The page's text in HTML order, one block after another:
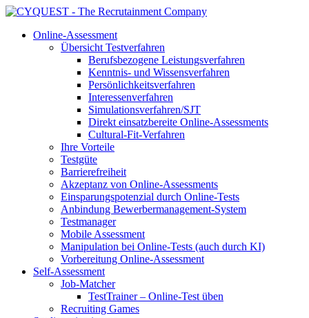
Online-Assessment
Übersicht Testverfahren
Berufsbezogene Leistungsverfahren
Kenntnis- und Wissensverfahren
Persönlichkeitsverfahren
Interessenverfahren
Simulationsverfahren/SJT
Direkt einsatzbereite Online-Assessments
Cultural-Fit-Verfahren
Ihre Vorteile
Testgüte
Barrierefreiheit
Akzeptanz von Online-Assessments
Einsparungspotenzial durch Online-Tests
Anbindung Bewerbermanagement-System
Testmanager
Mobile Assessment
Manipulation bei Online-Tests (auch durch KI)
Vorbereitung Online-Assessment
Self-Assessment
Job-Matcher
TestTrainer – Online-Test üben
Recruiting Games